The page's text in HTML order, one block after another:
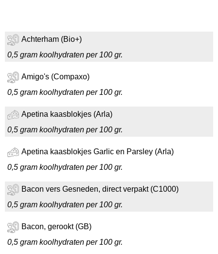
Achterham (Bio+)
0,5 gram koolhydraten per 100 gr.
Amigo's (Compaxo)
0,5 gram koolhydraten per 100 gr.
Apetina kaasblokjes (Arla)
0,5 gram koolhydraten per 100 gr.
Apetina kaasblokjes Garlic en Parsley (Arla)
0,5 gram koolhydraten per 100 gr.
Bacon vers Gesneden, direct verpakt (C1000)
0,5 gram koolhydraten per 100 gr.
Bacon, gerookt (GB)
0,5 gram koolhydraten per 100 gr.